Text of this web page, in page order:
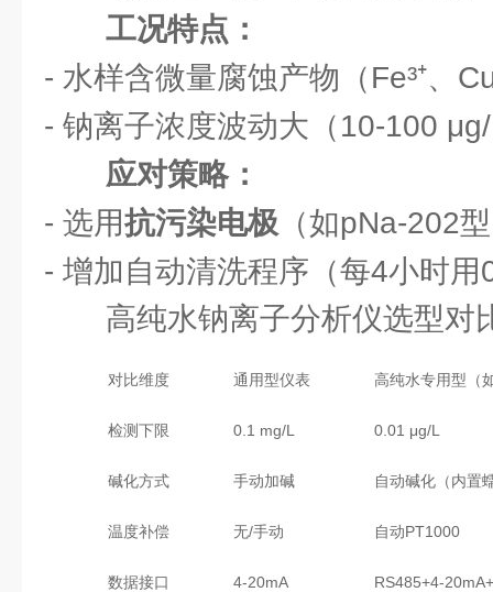
工况特点：
- 水样含微量腐蚀产物（Fe³⁺、
- 钠离子浓度波动大（10-100
应对策略：
- 选用抗污染电极 （如pNa-202
- 增加自动清洗程序（每4小时
高纯水钠离子分析仪选型对
对比维度 通用型仪表 高纯水专用型（
检测下限 0.1 mg/L 0.01 μg/L
碱化方式 手动加碱 自动碱化（内置
温度补偿 无/手动 自动PT1000
数据接口 4-20mA RS485+4-